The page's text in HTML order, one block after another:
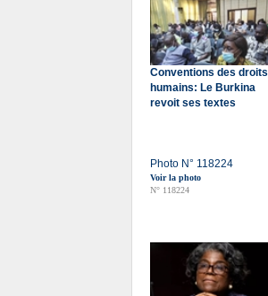
Conventions des droits
humains: Le Burkina
revoit ses textes
Photo N° 118224
Voir la photo
N° 118224